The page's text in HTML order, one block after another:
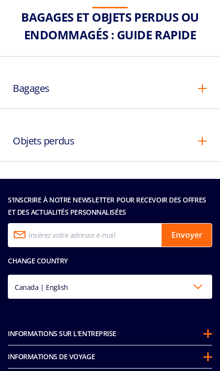
BAGAGES ET OBJETS PERDUS OU
ENDOMMAGÉS : GUIDE RAPIDE
Bagages
Objets perdus
S'INSCRIRE À NOTRE NEWSLETTER POUR RECEVOIR DES OFFRES
ET DES ACTUALITÉS PERSONNALISÉES
Envoyer
CHANGE COUNTRY
Canada | English
INFORMATIONS SUR L'ENTREPRISE
INFORMATIONS DE VOYAGE